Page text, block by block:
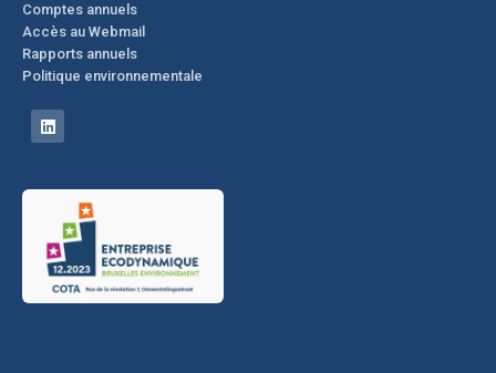
Comptes annuels
Accès au Webmail
Rapports annuels
Politique environnementale